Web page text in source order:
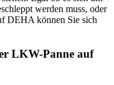
werden muss, oder
DEHA können Sie sich
LKW-Panne auf